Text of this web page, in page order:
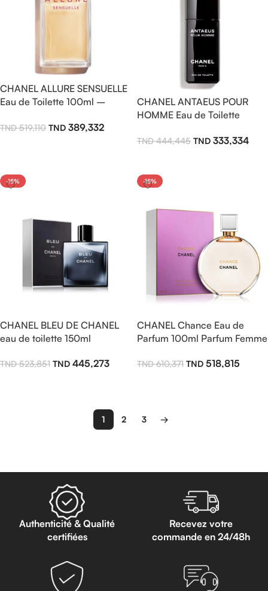
CHANEL ALLURE SENSUELLE
Eau de Toilette 100ml –
Sensuel et Magnétique
519,110 389,332
CHANEL ANTAEUS POUR
HOMME Eau de Toilette
Cuir Aromatique Intense et
444,445 333,334
-15%
CHANEL BLEU DE CHANEL
eau de toilette 150ml
523,851 445,273
-15%
CHANEL Chance Eau de
Parfum 100ml Parfum Femme
610,371 518,815
1 2 3 →
Authenticité & Qualité
certifiées
Recevez votre
commande en 24/48h